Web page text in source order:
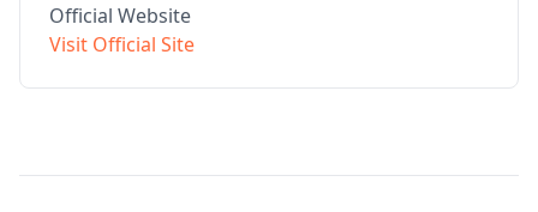
Official Website
Visit Official Site